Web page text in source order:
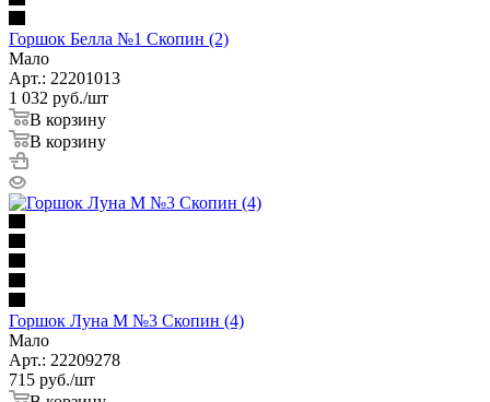
Горшок Белла №1 Скопин (2)
Мало
Арт.: 22201013
1 032 руб./шт
В корзину
В корзину
Горшок Луна М №3 Скопин (4)
Мало
Арт.: 22209278
715 руб./шт